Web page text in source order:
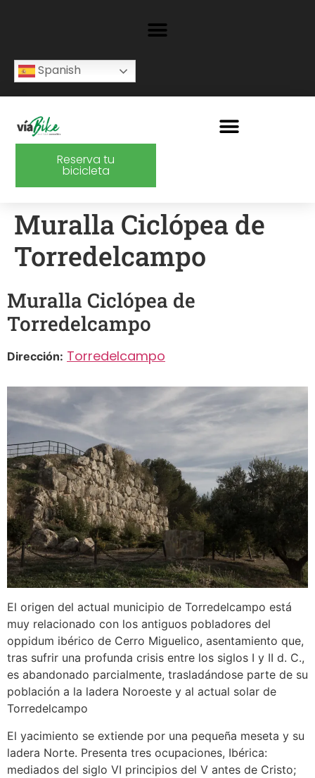
Spanish
Reserva tu
bicicleta
Muralla Ciclópea de
Torredelcampo
Muralla Ciclópea de
Torredelcampo
Dirección: Torredelcampo
El origen del actual municipio de Torredelcampo está
muy relacionado con los antiguos pobladores del
oppidum ibérico de Cerro Miguelico, asentamiento que,
tras sufrir una profunda crisis entre los siglos I y II d. C.,
es abandonado parcialmente, trasladándose parte de su
población a la ladera Noroeste y al actual solar de
Torredelcampo
El yacimiento se extiende por una pequeña meseta y su
ladera Norte. Presenta tres ocupaciones, Ibérica:
mediados del siglo VI principios del V antes de Cristo;